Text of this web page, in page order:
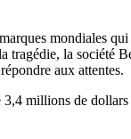
mondiales qui
la société
aux attentes.
millions de